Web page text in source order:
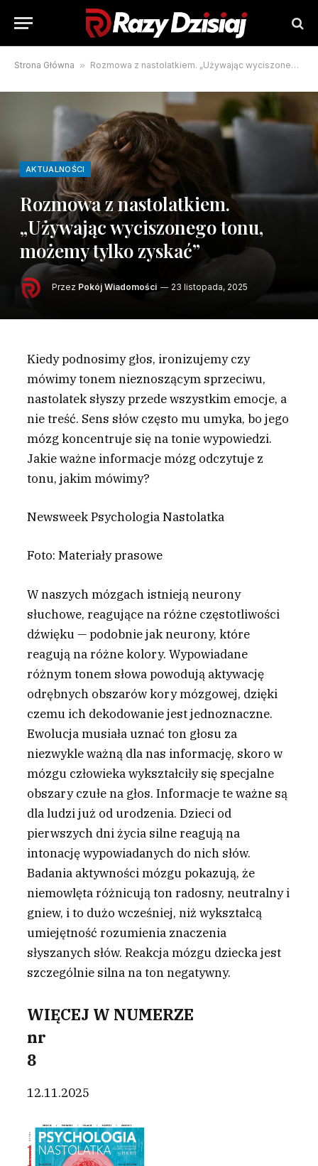
Strona Główna » Rozmowa z nastolatkiem. „Używając wyciszonego tonu, możemy tylko zyskać”
AKTUALNOŚCI
Rozmowa z nastolatkiem.
„Używając wyciszonego tonu,
możemy tylko zyskać”
Przez Pokój Wiadomości 23 listopada, 2025
Kiedy podnosimy głos, ironizujemy czy
mówimy tonem nieznoszącym sprzeciwu,
nastolatek słyszy przede wszystkim emocje, a
nie treść. Sens słów często mu umyka, bo jego
mózg koncentruje się na tonie wypowiedzi.
Jakie ważne informacje mózg odczytuje z
tonu, jakim mówimy?
Newsweek Psychologia Nastolatka
Foto: Materiały prasowe
Wnaszych mózgach istnieją neurony
słuchowe, reagujące na różne częstotliwości
dźwięku — podobnie jak neurony, które
reagują na różne kolory. Wypowiadane
różnym tonem słowa powodują aktywację
odrębnych obszarów kory mózgowej, dzięki
czemu ich dekodowanie jest jednoznaczne.
Ewolucja musiała uznać ton głosu za
niezwykle ważną dla nas informację, skoro w
mózgu człowieka wykształciły się specjalne
obszary czułe na głos. Informacje te ważne są
dla ludzi już od urodzenia. Dzieci od
pierwszych dni życia silne reagują na
intonację wypowiadanych do nich słów.
Badania aktywności mózgu pokazują, że
niemowlęta różnicują ton radosny, neutralny i
gniew, i to dużo wcześniej, niż wykształcą
umiejętność rozumienia znaczenia
słyszanych słów. Reakcja mózgu dziecka jest
szczególnie silna na ton negatywny.
WIĘCEJ W NUMERZE
nr
8
12.11.2025